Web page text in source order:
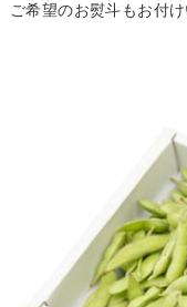
ご希望のお熨斗もお付